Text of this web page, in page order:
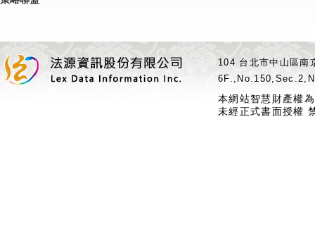
104 台北市中山區
本網站智慧財產權
未經正式書面授權